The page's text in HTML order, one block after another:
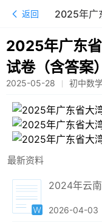
返回
2025年广东
试卷（含答案）
2025-05-28 初中数
最新资料
2024年云南
2026-04-03